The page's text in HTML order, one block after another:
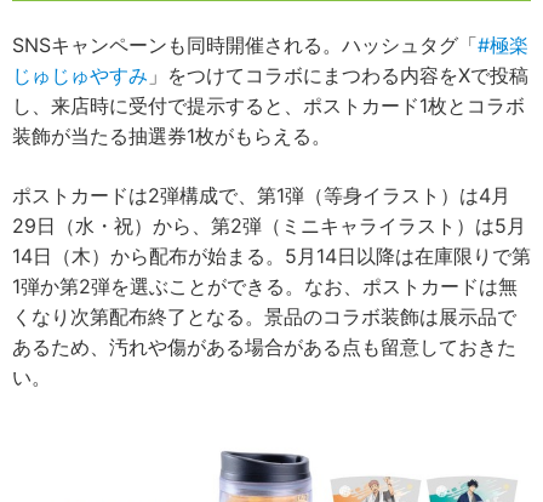
SNSキャンペーンも同時開催される。ハッシュタグ「#極楽
じゅじゅやすみ 」をつけてコラボにまつわる内容をXで投稿
し、来店時に受付で提示すると、ポストカード1枚とコラボ
装飾が当たる抽選券1枚がもらえる。
ポストカードは2弾構成で、第1弾（等身イラスト）は4月
29日（水・祝）から、第2弾（ミニキャライラスト）は5月
14日（木）から配布が始まる。5月14日以降は在庫限りで第
1弾か第2弾を選ぶことができる。なお、ポストカードは無
くなり次第配布終了となる。景品のコラボ装飾は展示品で
あるため、汚れや傷がある場合がある点も留意しておきた
い。